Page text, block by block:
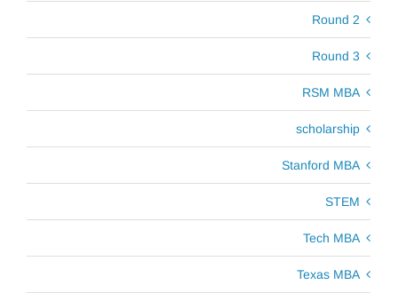
Round 2
Round 3
RSM MBA
scholarship
Stanford MBA
STEM
Tech MBA
Texas MBA